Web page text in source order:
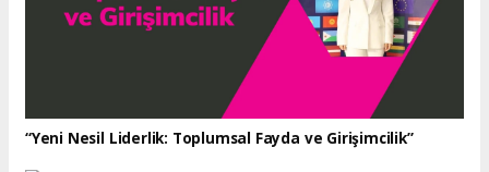
“Yeni Nesil Liderlik: Toplumsal Fayda ve Girişimcilik”